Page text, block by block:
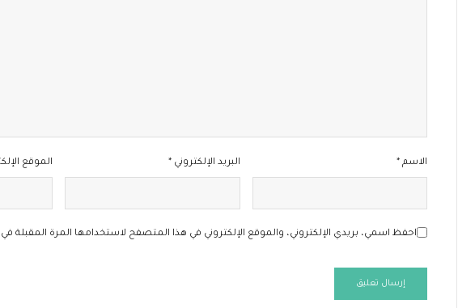
الاسم * البريد الإلكتروني* الموقع
احفظ اسمي، بريدي الإلكتروني، والموقع الإلكتروني في هذا المتصفح لاستخدامها المرة المقبلة